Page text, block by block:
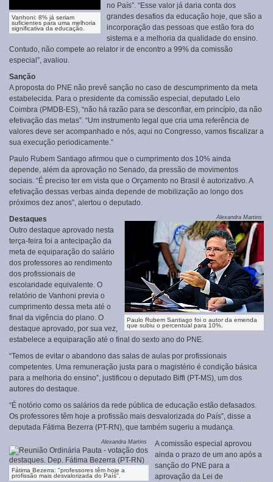
Vanhoni: 8% já seriam
suficientes para uma melhoria
significativa da educação.
no País”. “Esse valor já daria conta dos
grandes desafios da educação hoje, que são a
incorporação das pessoas que estão fora do
sistema e a melhoria da qualidade do ensino.
Contudo, não compete ao relator ir de encontro a 99% da comissão
especial”, avaliou.
Sanção
A proposta do PNE não prevê sanção no caso de descumprimento da meta
estabelecida. Para o presidente da comissão especial, deputado Lelo
Coimbra (PMDB-ES), “não há razão para se desconfiar, em princípio, da não
efetivação das metas”. “Um instrumento legal que cria uma referência de
valores deve ser acompanhado e nós, aqui no Congresso, vamos fiscalizar a
sua execução periodicamente.”
Paulo Rubem Santiago afirmou que o cumprimento dos 10% ainda
depende, além da aprovação no Senado, da pressão de movimentos
sociais. “É preciso ter em vista que o Orçamento no Brasil é autorizativo. A
efetivação dessas verbas ainda depende de mobilização ao longo dos
próximos dez anos”, alertou o deputado.
Alexandra Martins
Paulo Rubem Santiago foi o autor da emenda
que subiu o percentual para 10%.
Destaques
Outro destaque aprovado nesta
terça-feira foi a antecipação da
meta de equiparação do salário
dos professores ao rendimento
dos profissionais de
escolaridade equivalente. O
relatório de Vanhoni previa o
cumprimento dessa meta até o
final da vigência do plano. O
destaque aprovado, por sua vez,
estabelece a equiparação até o final do sexto ano do PNE.
“Temos de evitar o abandono das salas de aulas por profissionais
competentes. Uma remuneração justa para o magistério é condição básica
para a melhoria do ensino”, justificou o deputado Biffi (PT-MS), um dos
autores do destaque.
“É notório como os salários da rede pública de educação estão defasados.
Os professores têm hoje a profissão mais desvalorizada do País”, disse a
deputada Fátima Bezerra (PT-RN), que também sugeriu a mudança.
Alexandra Martins
Fátima Bezerra: "professores têm hoje a
profissão mais desvalorizada do País".
A comissão especial aprovou
ainda o prazo de um ano após a
sanção do PNE para a
aprovação da Lei de